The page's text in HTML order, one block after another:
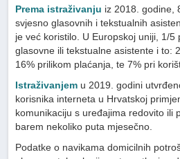
Prema istraživanju iz 2018. godine,
svjesno glasovnih i tekstualnih
je već koristilo. U Europskoj uniji, 1/5
glasovne ili tekstualne asistente i to:
16% prilikom plaćanja, te 7% pri
Istraživanjem u 2019. godini
korisnika interneta u Hrvatskoj
komunikaciju s uređajima redovito ili
barem nekoliko puta mjesečno.
Podatke o navikama domicilnih